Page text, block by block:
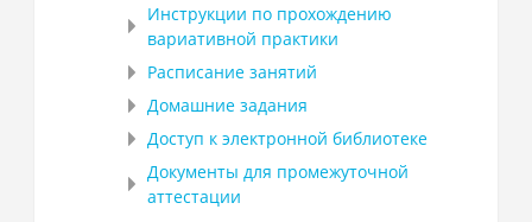
Инструкции по прохождению
вариативной практики
Расписание занятий
Домашние задания
Доступ к электронной библиотеке
Документы для промежуточной
аттестации